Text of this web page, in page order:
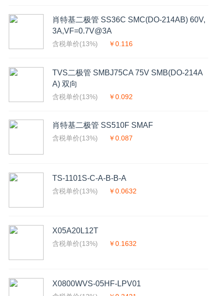
肖特基二极管 SS36C SMC(DO-214AB) 60V,
3A,VF=0.7V@3A
含税单价(13%) ￥0.116
TVS二极管 SMBJ75CA 75V SMB(DO-214A
A) 双向
含税单价(13%) ￥0.092
肖特基二极管 SS510F SMAF
含税单价(13%) ￥0.087
TS-1101S-C-A-B-B-A
含税单价(13%) ￥0.0632
X05A20L12T
含税单价(13%) ￥0.1632
X0800WVS-05HF-LPV01